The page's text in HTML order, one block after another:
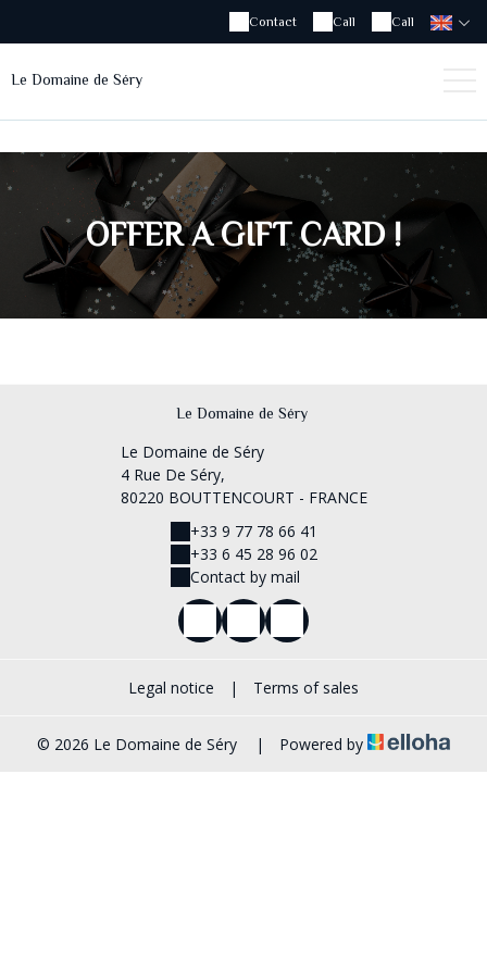
Call
Call
Contact
Le Domaine de Séry
OFFER A GIFT CARD !
Le Domaine de Séry
Le Domaine de Séry
4 Rue De Séry,
80220 BOUTTENCOURT - FRANCE
+33 9 77 78 66 41
+33 6 45 28 96 02
Contact by mail
Legal notice | Terms of sales
© 2026 Le Domaine de Séry | Powered by